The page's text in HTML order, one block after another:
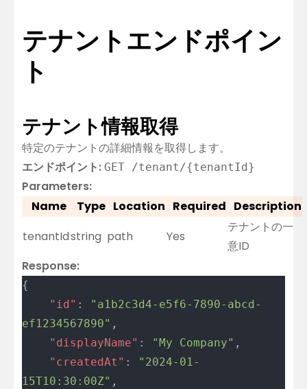
テナントエンドポイン
ト
テナント情報取得
特定のテナントの詳細情報を取得します。
エンドポイント: GET /tenant/{tenantId}
Parameters:
Name
Type Location Required Description
tenantIdstring path Yes
テナントの一
意ID
Response:
{
	"id"
:
"a1b2c3d4-e5f6-7890-abcd-
ef1234567890" ,
	"displayName"
: "My Company" ,
	"createdAt"
:
"2024-01-
15T10:30:00Z" ,